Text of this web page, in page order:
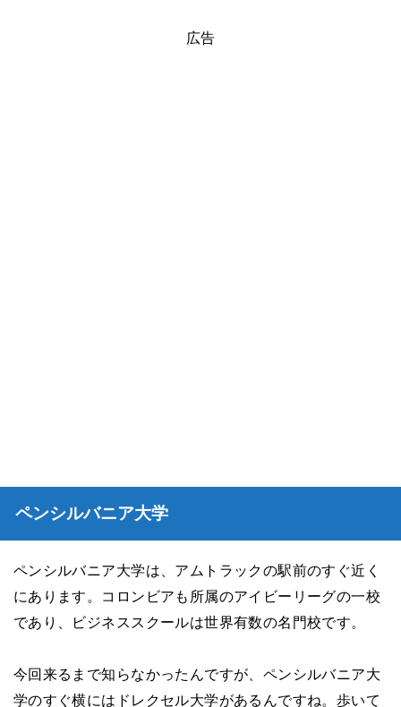
広告
ペンシルバニア大学
ペンシルバニア大学は、アムトラックの駅前のすぐ近く
にあります。コロンビアも所属のアイビーリーグの一校
であり、ビジネススクールは世界有数の名門校です。
今回来るまで知らなかったんですが、ペンシルバニア大
学のすぐ横にはドレクセル大学があるんですね。歩いて